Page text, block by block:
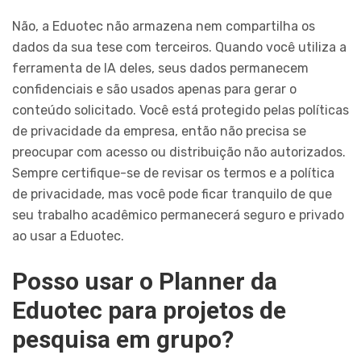
Não, a Eduotec não armazena nem compartilha os
dados da sua tese com terceiros. Quando você utiliza a
ferramenta de IA deles, seus dados permanecem
confidenciais e são usados apenas para gerar o
conteúdo solicitado. Você está protegido pelas políticas
de privacidade da empresa, então não precisa se
preocupar com acesso ou distribuição não autorizados.
Sempre certifique-se de revisar os termos e a política
de privacidade, mas você pode ficar tranquilo de que
seu trabalho acadêmico permanecerá seguro e privado
ao usar a Eduotec.
Posso usar o Planner da
Eduotec para projetos de
pesquisa em grupo?